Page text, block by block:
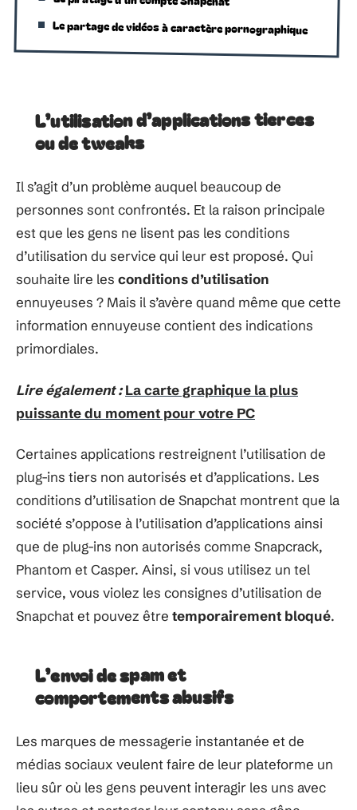
Le partage de vidéos à caractère pornographique
L’utilisation d’applications tierces
ou de tweaks
Il s’agit d’un problème auquel beaucoup de
personnes sont confrontés. Et la raison principale
est que les gens ne lisent pas les conditions
d’utilisation du service qui leur est proposé. Qui
souhaite lire les conditions d’utilisation
ennuyeuses ? Mais il s’avère quand même que cette
information ennuyeuse contient des indications
primordiales.
Lire également : La carte graphique la plus
puissante du moment pour votre PC
Certaines applications restreignent l’utilisation de
plug-ins tiers non autorisés et d’applications. Les
conditions d’utilisation de Snapchat montrent que la
société s’oppose à l’utilisation d’applications ainsi
que de plug-ins non autorisés comme Snapcrack,
Phantom et Casper. Ainsi, si vous utilisez un tel
service, vous violez les consignes d’utilisation de
Snapchat et pouvez être temporairement bloqué.
L’envoi de spam et
comportements abusifs
Les marques de messagerie instantanée et de
médias sociaux veulent faire de leur plateforme un
lieu sûr où les gens peuvent interagir les uns avec